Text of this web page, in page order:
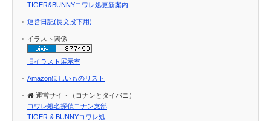
TIGER&BUNNYコワレ処更新案内
運営日記(長文投下用)
イラスト関係
旧イラスト展示室
Amazonほしいものリスト
運営サイト（コナンとタイバニ）
コワレ処名探偵コナン支部
TIGER & BUNNYコワレ処